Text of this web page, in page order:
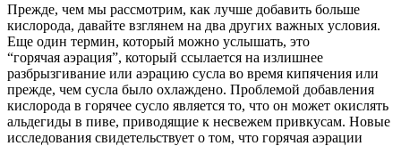
Прежде, чем мы рассмотрим, как лучше добавить больше
кислорода, давайте взглянем на два других важных условия.
Еще один термин, который можно услышать, это
“горячая аэрация”, который ссылается на излишнее
разбрызгивание или аэрацию сусла во время кипячения или
прежде, чем сусла было охлаждено. Проблемой добавления
кислорода в горячее сусло является то, что он может окислять
альдегиды в пиве, приводящие к несвежем привкусам. Новые
исследования свидетельствует о том, что горячая аэрации